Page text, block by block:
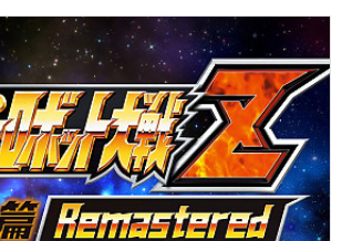
퍼로봇대전 Y’(한국어판)의 유료 DLC ‘애니버서리